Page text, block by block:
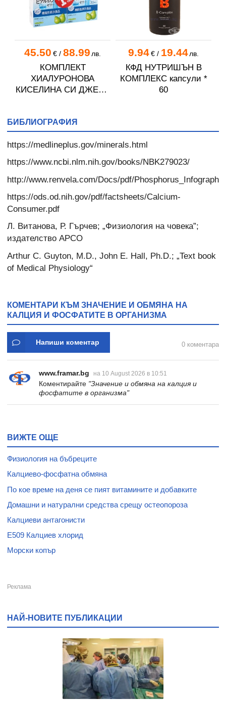
45.50 €/ 88.99 лв.
КОМПЛЕКТ
ХИАЛУРОНОВА
КИСЕЛИНА СИ ДЖЕЛИ
9.94 €/ 19.44 лв.
КФД НУТРИШЪН B
КОМПЛЕКС капсули *
60
БИБЛИОГРАФИЯ
https://medlineplus.gov/minerals.html
https://www.ncbi.nlm.nih.gov/books/NBK279023/
http://www.renvela.com/Docs/pdf/
https://ods.od.nih.gov/pdf/factsheets/Calcium-
Consumer.pdf
Л. Витанова, Р. Гърчев; „Физиология на човека”;
издателство АРСО
Arthur C. Guyton, M.D., John E. Hall, Ph.D.; „Text book
of Medical Physiology“
КОМЕНТАРИ КЪМ ЗНАЧЕНИЕ И ОБМЯНА НА
КАЛЦИЯ И ФОСФАТИТЕ В ОРГАНИЗМА
Напиши коментар 0 коментара
www.framar.bg на 10 August 2026 в 10:51
Коментирайте "Значение и обмяна на калция и
фосфатите в организма"
ВИЖТЕ ОЩЕ
Физиология на бъбреците
Калциево-фосфатна обмяна
По кое време на деня се пият витамините и добавките
Домашни и натурални средства срещу остеопороза
Калциеви антагонисти
E509 Калциев хлорид
Морски копър
НАЙ-НОВИТЕ ПУБЛИКАЦИИ